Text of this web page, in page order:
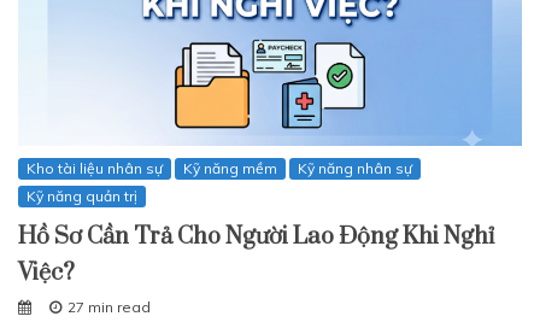
Kho tài liệu nhân sự Kỹ năng mềm
Kỹ năng nhân sự
Kỹ năng quản trị
Hồ Sơ Cần Trả Cho Người Lao Động Khi Nghỉ
Việc?
27 min read